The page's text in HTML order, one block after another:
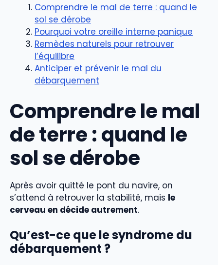
Comprendre le mal de terre : quand le
sol se dérobe
Pourquoi votre oreille interne panique
Remèdes naturels pour retrouver
l’équilibre
Anticiper et prévenir le mal du
débarquement
Comprendre le mal
de terre : quand le
sol se dérobe
Après avoir quitté le pont du navire, on
s’attend à retrouver la stabilité, mais le
cerveau en décide autrement.
Qu’est-ce que le syndrome du
débarquement ?